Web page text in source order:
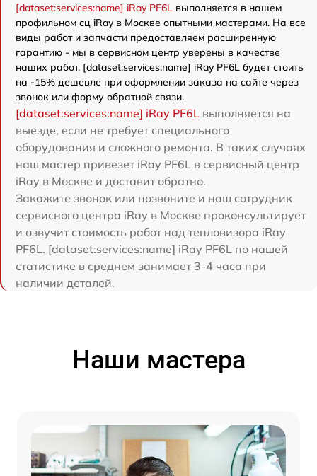
[dataset:services:name] iRay PF6L выполняется в нашем
профильном сц iRay в Москве опытными мастерами. На все
виды работ и запчасти предоставляем расширенную
гарантию - мы в сервисном центр уверены в качестве
наших работ. [dataset:services:name] iRay PF6L будет стоить
на -15% дешевле при оформлении заказа на сайте через
звонок или форму обратной связи.
[dataset:services:name] iRay PF6L выполняется на
выезде, если не требует специального
оборудования и сложного ремонта. В таких случаях
наш мастер привезет iRay PF6L в сервисный центр
iRay в Москве и доставит обратно.
Закажите звонок или позвоните и наш сотрудник
сервисного центра iRay в Москве проконсультирует
и озвучит стоимость работ над тепловизора iRay
PF6L. [dataset:services:name] iRay PF6L по нашей
статистике в среднем занимает 3-4 часа при
наличии деталей.
Наши мастера